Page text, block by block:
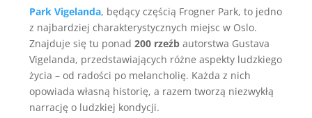
Park Vigelanda, będący częścią Frogner Park, to jedno
z najbardziej charakterystycznych miejsc w Oslo.
Znajduje się tu ponad200 rzeźb autorstwa Gustava
Vigelanda, przedstawiających różne aspekty ludzkiego
życia – od radości po melancholię. Każda z nich
opowiada własną historię, a razem tworzą niezwykłą
narrację o ludzkiej kondycji.